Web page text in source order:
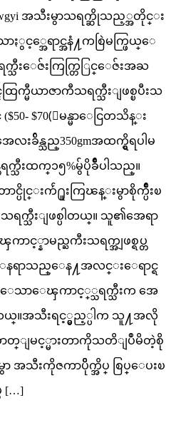
အသီးမွာသရက္ဆိုသည့္အတိုင္း
ာႏွင့္အေရာင္အနံ႔ကစြဲမက္ဖြယ္ေ
သီးေဇ်းကြက္တြြင္ေဇ်းအႀ
ြက္မီယာဇာကီသရက္သီးျဖစ္ၿပီးသ
$70(ျမန္မာေငြတသိန္း
လးခ်ိန္သည္350gmအထက္ရွိရပါမ
ရက္သီးထက္၁၅%မွ်ပိုခ်ိဳပါသည္။
င္ပိုင္းက်ဴ႐ူးကြၽန္းမွာစိုက္ပ်ိဳးၿ
ရက္သီးျဖစ္ပါတယ္။ သူ၏အေရာ
င့္နာမည္ႀကီးသရက္အျဖစ္ရပ္တ
နရာသည္ေန႔အလင္းေရာင္ရ
ား ေသာေၾကာင့္္သရက္သီးက အေ
ယ္။အသီးရင့္မွည့္ပါက သူ႔အလို
ျမင့္မားတာကိုသတိျပဳမိတဲ့စို
အသီးကိုဇကာပိိုက္အိပ္ စြပ္ေပးၿ
[…]